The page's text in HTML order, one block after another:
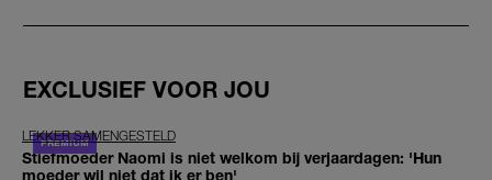
EXCLUSIEF VOOR JOU
LEKKER SAMENGESTELD
Stiefmoeder Naomi is niet welkom bij verjaardagen: 'Hun
moeder wil niet dat ik er ben'